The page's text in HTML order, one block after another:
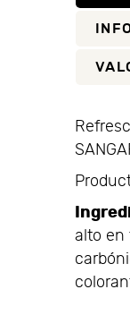
alto en